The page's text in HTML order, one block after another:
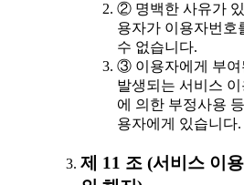
② 명백한 사유가 있
용자가 이용자번호
수 없습니다.
③ 이용자에게 부여
발생되는 서비스
에 의한 부정사용
용자에게 있습니다.
제 11 조 (서비스 이